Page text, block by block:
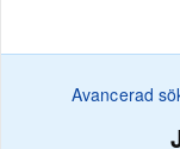
Avancerad